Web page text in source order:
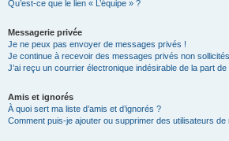
Qu’est-ce que le lien « L’équipe » ?
Messagerie privée
Je ne peux pas envoyer de messages privés !
Je continue à recevoir des messages privés non
J’ai reçu un courrier électronique indésirable de la part de
Amis et ignorés
À quoi sert ma liste d’amis et d’ignorés ?
Comment puis-je ajouter ou supprimer des utilisateurs de